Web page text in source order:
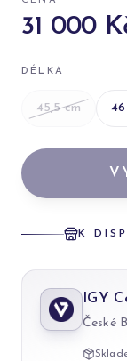
31 000
DÉLKA
45,5cm 46
K
IGY
České